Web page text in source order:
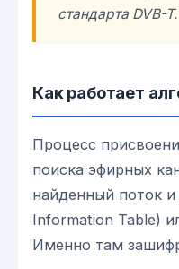
стандарта DVB-T.
Как работает
Процесс
поиска эфирных
найденный поток
Information Table)
Именно там